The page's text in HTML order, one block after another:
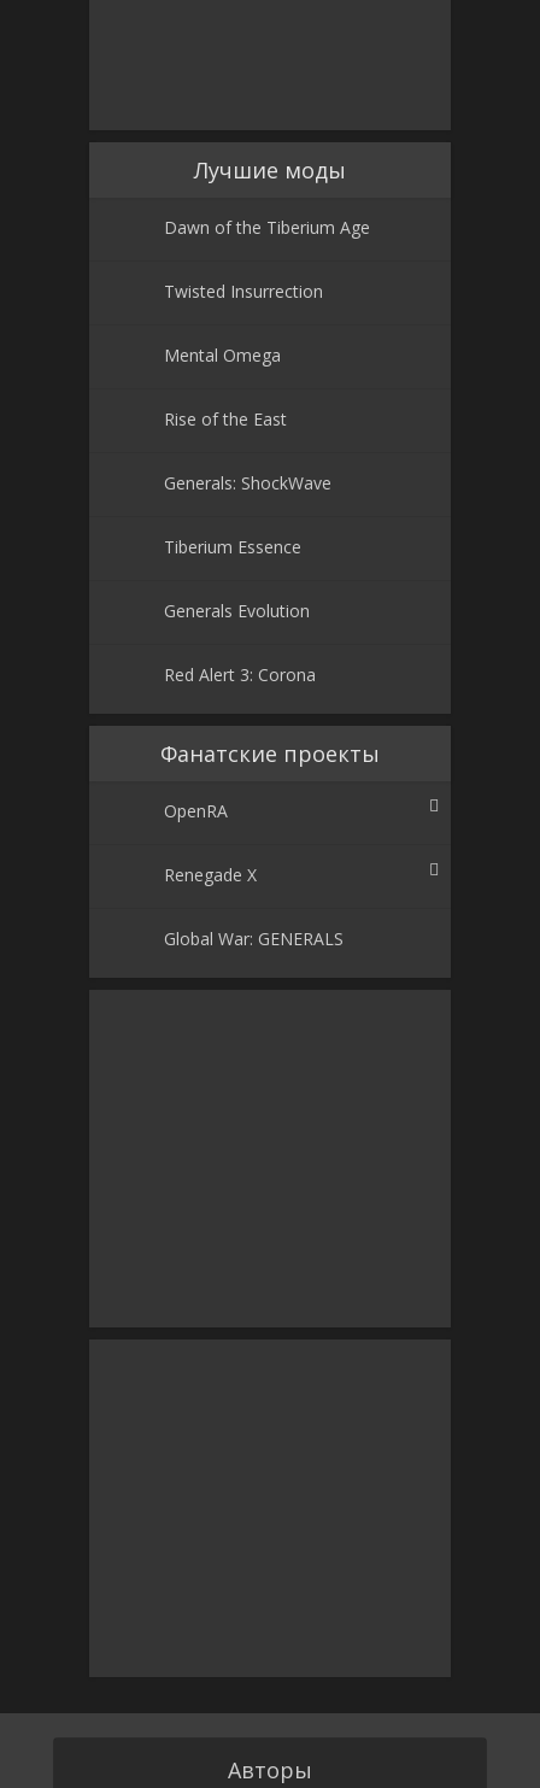
Лучшие моды
Dawn of the Tiberium Age
Twisted Insurrection
Mental Omega
Rise of the East
Generals: ShockWave
Tiberium Essence
Generals Evolution
Red Alert 3: Corona
Фанатские проекты
OpenRA
Renegade X
Global War: GENERALS
Авторы